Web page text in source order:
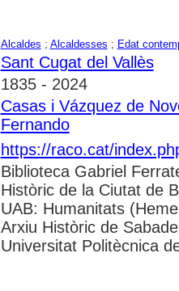
Alcaldes ; Alcaldesses ; Edat
Sant Cugat del Vallès
1835 - 2024
Casas i Vázquez de
Fernando
https://raco.cat/
Biblioteca Gabriel
Històric de la Ciutat de
UAB: Humanitats
Arxiu Històric de
Universitat Politècnica